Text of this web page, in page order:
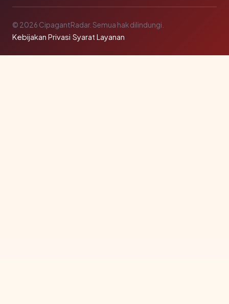
© 2026 CipagantRadar. Semua hak dilindungi.
Kebijakan Privasi·Syarat Layanan